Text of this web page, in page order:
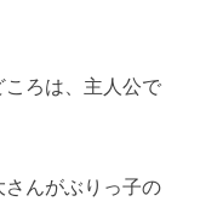
ころは、主人公で
んがぶりっ子の